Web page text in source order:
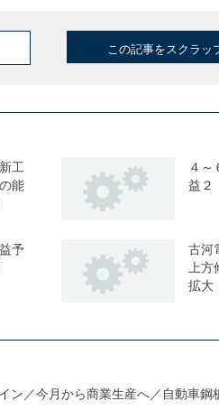
この記事をスクラッ
工
能
４
益２
予
古河
上
拡大
ン／今月から商業生産へ／自動車鋼